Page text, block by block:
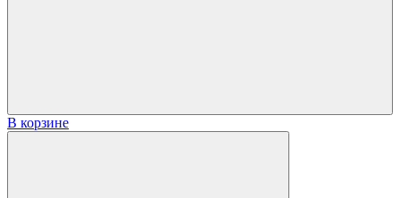
В корзине